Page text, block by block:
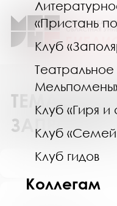
«Пристань
Клуб
Клуб «Гиря и
Клуб
Клуб гидов
Коллегам
ЗАПРОСОВ